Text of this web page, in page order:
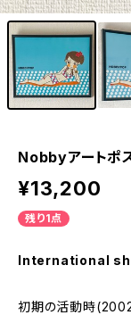
Nobbyアートポス
¥13,200
残り1点
International
初期の活動時